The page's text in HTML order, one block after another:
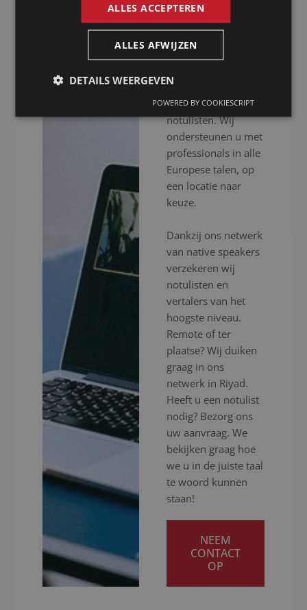
Presence is al meer
notulist in Riyad
van professionele
vertalers en
notulisten. Wij
ondersteunen u met
professionals in alle
Europese talen, op
een locatie naar
keuze.
Dankzij ons netwerk
van native speakers
verzekeren wij
notulisten en
vertalers van het
hoogste niveau.
Remote of ter
plaatse? Wij duiken
graag in ons
netwerk in Riyad.
Heeft u een notulist
nodig? Bezorg ons
uw aanvraag. We
bekijken graag hoe
we u in de juiste taal
te woord kunnen
staan!
NEEM
CONTACT
OP
ALLES ACCEPTEREN
ALLES AFWIJZEN
DETAILS WEERGEVEN
POWERED BY COOKIESCRIPT